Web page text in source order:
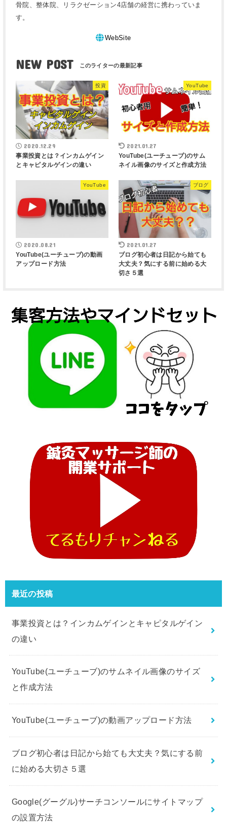
骨院、整体院、リラクゼーション4店舗の経営に携わっていま
す。
WebSite
NEW POST
投資
2020.12.29
事業投資とは？インカムゲイン
とキャピタルゲインの違い
YouTube
2021.01.27
YouTube(ユーチューブ)のサム
ネイル画像のサイズと作成方法
YouTube
2020.08.21
YouTube(ユーチューブ)の動画
アップロード方法
ブログ
2021.01.27
ブログ初心者は日記から始ても
大丈夫？気にする前に始める大
切さ５選
最近の投稿
事業投資とは？インカムゲインとキャピタルゲイン
の違い
YouTube(ユーチューブ)のサムネイル画像のサイズ
と作成方法
YouTube(ユーチューブ)の動画アップロード方法
ブログ初心者は日記から始ても大丈夫？気にする前
に始める大切さ５選
Google(グーグル)サーチコンソールにサイトマップ
の設置方法